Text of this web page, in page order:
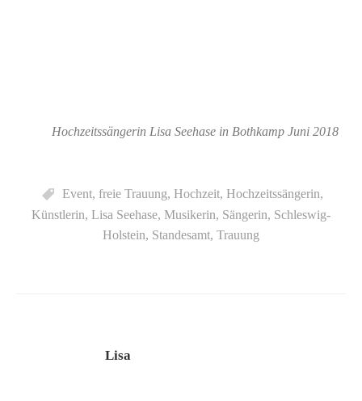
Hochzeitssängerin Lisa Seehase in Bothkamp Juni 2018
Event, freie Trauung, Hochzeit, Hochzeitssängerin,
Künstlerin, Lisa Seehase, Musikerin, Sängerin, Schleswig-
Holstein, Standesamt, Trauung
Lisa